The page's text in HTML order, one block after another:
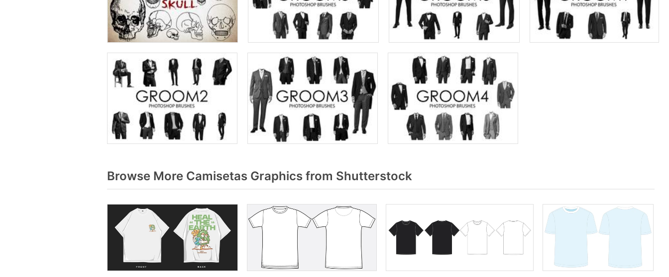
Browse More Camisetas Graphics from Shutterstock